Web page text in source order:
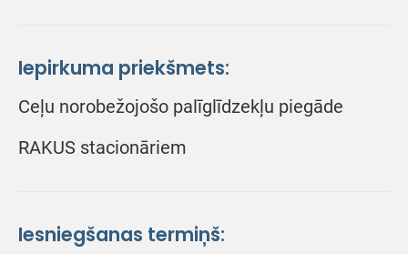
Iepirkuma priekšmets:
Ceļu norobežojošo palīglīdzekļu piegāde
RAKUS stacionāriem
Iesniegšanas termiņš: